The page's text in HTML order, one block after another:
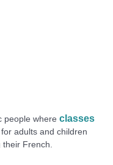
people whereclasses
adults and children
French.